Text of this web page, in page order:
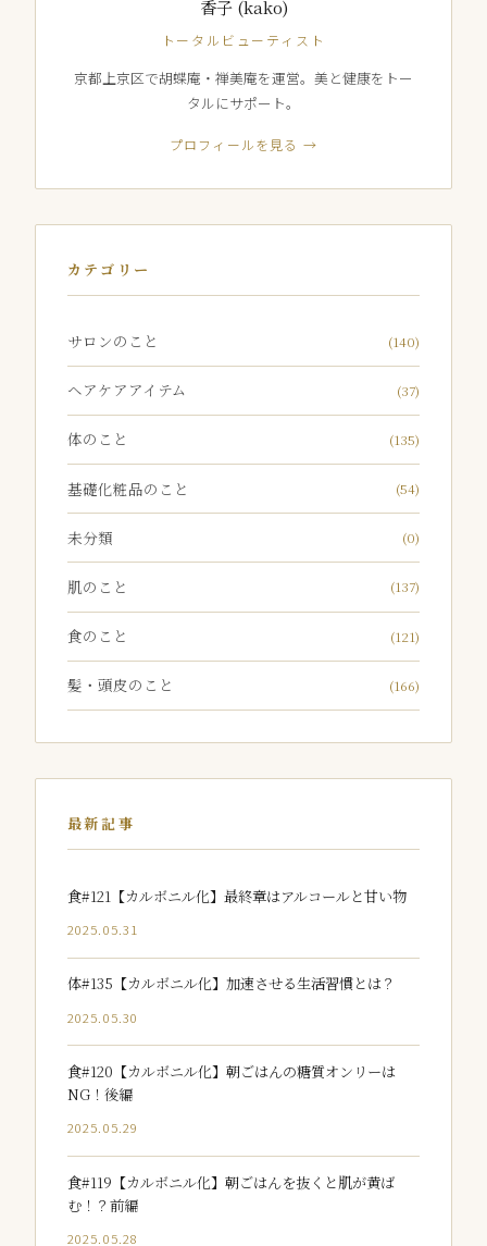
香子 (kako)
トータルビューティスト
京都上京区で胡蝶庵・禅美庵を運営。美と健康をトー
タルにサポート。
プロフィールを見る →
カテゴリー
サロンのこと (140)
ヘアケアアイテム (37)
体のこと (135)
基礎化粧品のこと (54)
未分類 (0)
肌のこと (137)
食のこと (121)
髪・頭皮のこと (166)
最新記事
食#121【カルボニル化】最終章はアルコールと甘い物
2025.05.31
体#135【カルボニル化】加速させる生活習慣とは？
2025.05.30
食#120【カルボニル化】朝ごはんの糖質オンリーは
NG！後編
2025.05.29
食#119【カルボニル化】朝ごはんを抜くと肌が黄ば
む！？前編
2025.05.28